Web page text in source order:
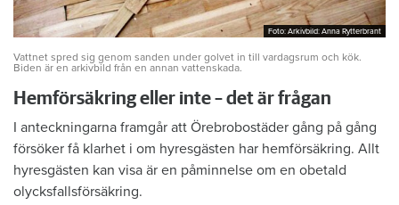
Foto: Arkivbild: Anna Rytterbrant
Foto: Arkivbild: Anna Rytterbrant
Vattnet spred sig genom sanden under golvet in till vardagsrum och kök.
Biden är en arkivbild från en annan vattenskada.
Hemförsäkring eller inte – det är frågan
I anteckningarna framgår att Örebrobostäder gång på gång
försöker få klarhet i om hyresgästen har hemförsäkring. Allt
hyresgästen kan visa är en påminnelse om en obetald
olycksfallsförsäkring.